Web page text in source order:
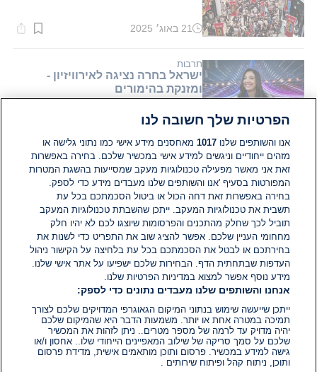
זמן
דקות.
21 באוג׳ 2025
תרבות
ישראל בחרה נציגה לאירוויזיון -
ומזנקת בהימורים
קריאה:
1
דקות.
13 במאי 2025
ישראל במלחמה
"רוצים לשלוח לה אנרגיות של
אהבה": אגם ברגר מציינת יום הולדת
20 עצוב בשבי
זמן
קריאה:
1
דקות.
23 באוג׳ 2024
הפרטיות שלך חשובה לנו
אנו והשותפים שלנו1017 מאחסנים מידע אישי כמו נתוני גלישה או
מזהים ייחודיים וניגשים למידע אישי במכשיר שלכם. בחירה באפשרות
זאת אני מאשר מפעילה טכנולוגיות מעקב שמסייעות בהשגת המטרות
המפורטות בסעיף 'אנו והשותפים שלנו מעבדים מידע כדי לספק.
בחירה באפשרות זאת דחה הכול או ביטול הסכמתכם בכל עת
תשבית את טכנולוגיות המעקב. ייתכן שהשבתת טכנולוגיות המעקב
תוביל לכך שחלק מהתכנים והפרסומות שיוצגו לכם לא יהיו חלק
מחחומי העניין שלכם. אפשר להציג שוב את התפריט כדי לשנות את
בחירתכם או לבטל את הסכמתכם בכל עת בלחיצה על הקישור ניהול
העדפות שבתחתית הדף. הבחירות שלכם ישפיעו על אתר אישי שלנו.
מידע נוסף אפשר למצוא במדיניות הפרטיות שלנו.
אנחנו והשותפים שלנו מעבדים נתונים כדי לספק:
ייתכן שייעשה שימוש בנתוני המיקום הגאוגרפי המדויקים שלכם לצורך
תמיכה במטרה אחת או יותר. משמעות הדבר היא שהמיקום שלכם
יהיה מדויק עד לרמה של מספר מטרים.. ניתן לזהות את המכשיר
שלכם על סמך סריקה של שילוב המאפיינים הייחודי שלו.. אחסון ו/או
גישה למידע במכשיר. פרסום ותוכן מותאמים אישית, מדידת פרסום
ותוכן, ניתוח קהל ופיתוח שירותים .